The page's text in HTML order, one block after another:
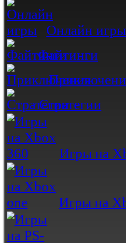
Онлайн игры
Файтинги
Стратегии
Игры на
Игры на